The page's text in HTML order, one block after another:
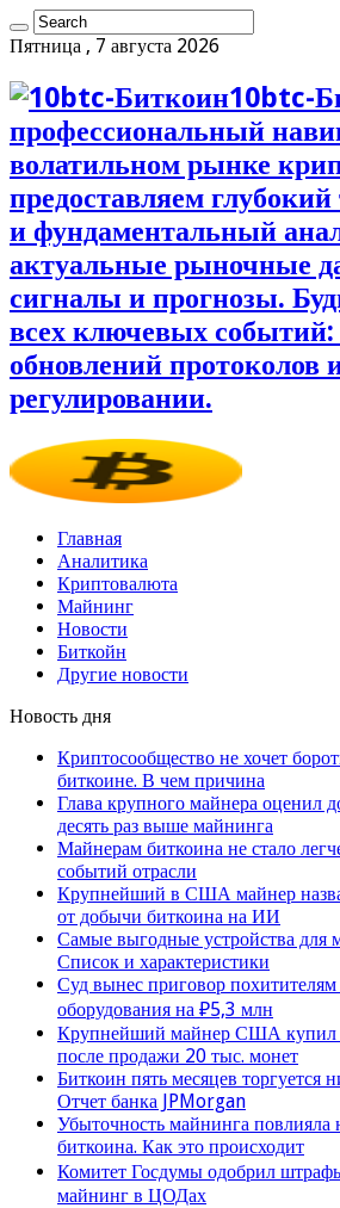
Пятница , 7 августа 2026
10btc-
профессиональный
волатильном рынке
предоставляем
и фундаментальный
актуальные рыночные
сигналы и прогнозы.
всех ключевых событий:
обновлений протоколов
регулировании.
Главная
Аналитика
Криптовалюта
Майнинг
Новости
Биткойн
Другие новости
Новость дня
Криптосообщество не хочет
биткоине. В чем причина
Глава крупного майнера оценил
десять раз выше майнинга
Майнерам биткоина не стало
событий отрасли
Крупнейший в США майнер
от добычи биткоина на ИИ
Самые выгодные устройства для
Список и характеристики
Суд вынес приговор
оборудования на ₽5,3 млн
Крупнейший майнер США купил
после продажи 20 тыс. монет
Биткоин пять месяцев торгуется
Отчет банка JPMorgan
Убыточность майнинга повлияла
биткоина. Как это происходит
Комитет Госдумы одобрил
майнинг в ЦОДах